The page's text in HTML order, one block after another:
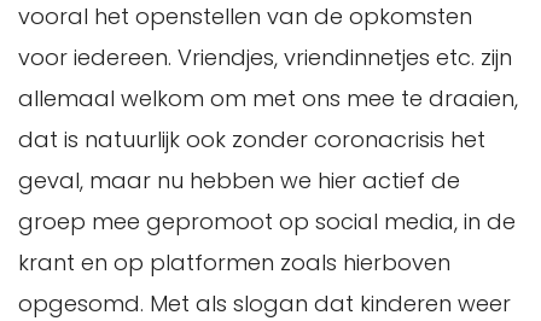
vooral het openstellen van de opkomsten
voor iedereen. Vriendjes, vriendinnetjes etc. zijn
allemaal welkom om met ons mee te draaien,
dat is natuurlijk ook zonder coronacrisis het
geval, maar nu hebben we hier actief de
groep mee gepromoot op social media, in de
krant en op platformen zoals hierboven
opgesomd. Met als slogan dat kinderen weer